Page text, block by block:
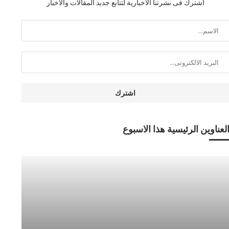
اشترك فى نشرتنا الاخبارية لتتابع جديد المقالات والاخبار
العناوين الرئيسية هذا الاسبوع